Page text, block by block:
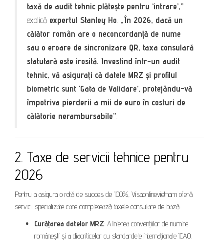
taxă de audit tehnic plătește pentru ‘intrare’,”
explică expertul Stanley Ho „În 2026, dacă un
călător român are o neconcordanță de nume
sau o eroare de sincronizare QR, taxa consulară
statutară este irosită. Investind într-un audit
tehnic, vă asigurați că datele MRZ și profilul
biometric sunt ‘Gata de Validare’, protejându-vă
împotriva pierderii a mii de euro în costuri de
călătorie nerambursabile”
2. Taxe de servicii tehnice pentru
2026
Pentru a asigura o rată de succes de 100%, Visaonlinevietnam oferă
servicii specializate care completează taxele consulare de bază:
Curățarea datelor MRZ: Alinierea convențiilor de numire
românești și a diacriticelor cu standardele internaționale ICAO.